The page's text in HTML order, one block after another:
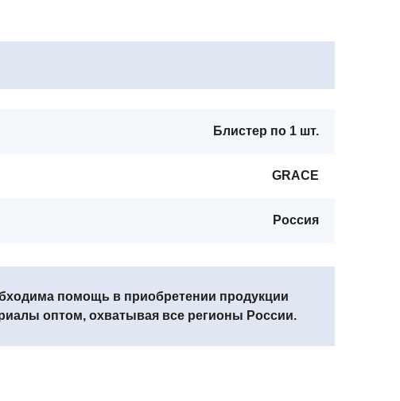
Блистер по 1 шт.
GRACE
Россия
помощь в приобретении продукции
оптом, охватывая все регионы России.